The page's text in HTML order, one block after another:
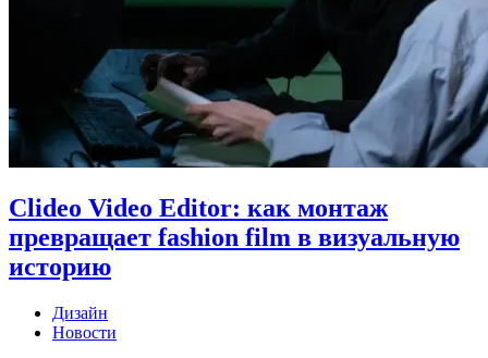
Clideo Video Editor: как монтаж
превращает fashion film в визуальную
историю
Дизайн
Новости